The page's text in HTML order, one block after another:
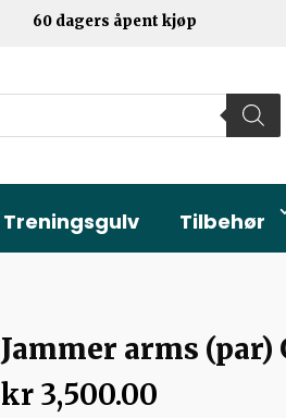
60 dagers åpent kjøp
Treningsgulv Tilbehør
Jammer arms (par)
kr 3,500.00